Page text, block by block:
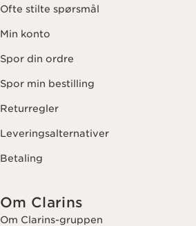
Ofte stilte spørsmål
Min konto
Spor din ordre
Spor min bestilling
Returregler
Leveringsalternativer
Betaling
Om Clarins
Om Clarins-gruppen